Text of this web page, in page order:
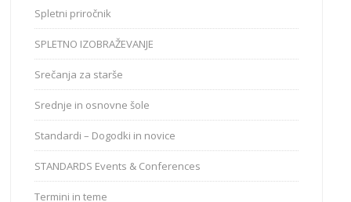
Spletni priročnik
SPLETNO IZOBRAŽEVANJE
Srečanja za starše
Srednje in osnovne šole
Standardi – Dogodki in novice
STANDARDS Events & Conferences
Termini in teme